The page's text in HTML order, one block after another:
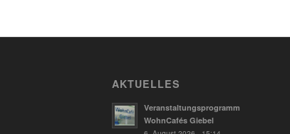
AKTUELLES
Veranstaltungsprogramm
WohnCafés Giebel